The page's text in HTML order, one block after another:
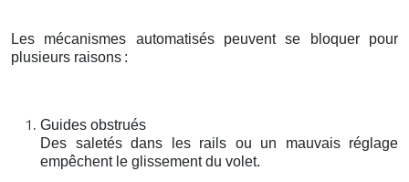
Les mécanismes automatisés peuvent se bloquer pour
plusieurs raisons :
Guides obstrués
Des saletés dans les rails ou un mauvais réglage
empêchent le glissement du volet.